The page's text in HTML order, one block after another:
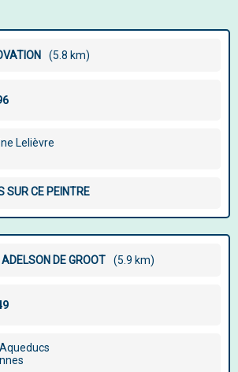
(5.8 km)
Lelièvre
SUR CE PEINTRE
DE GROOT (5.9 km)